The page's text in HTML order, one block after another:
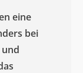
eine
bei